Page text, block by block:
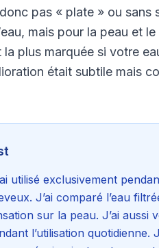
pas « plate » ou sans
mais pour la peau et
plus marquée si votre
était subtile mais
utilisé exclusivement
J’ai comparé l’eau
sur la peau. J’ai aussi
l’utilisation